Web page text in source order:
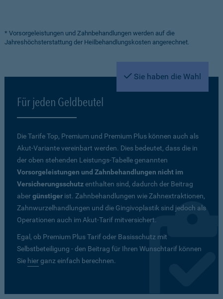
* Vorsorgeleistungen und Zahnbehandlungen werden auf die
Jahreshöchsterstattung der Heilbehandlungskosten angerechnet.
Sie haben die Wahl
Für jeden Geldbeutel
Die Tarife Top, Premium und Premium Plus können auch als
Akut-Variante vereinbart werden. Dies bedeutet, dass die in
der oben stehenden Leistungs-Tabelle genannten
Vorsorgeleistungen und Zahnbehandlungen nicht im
Versicherungsschutzenthalten sind, dadurch der Beitrag
abergünstiger ist. Zahnbehandlungen wie Zahnextraktionen,
Zahnwurzelhandlungen und die Gingivoplastik sind jedoch als
Operationen auch im Akut-Tarif mitversichert.
Egal, ob Premium Plus Tarif oder Basisschutz mit
Selbstbeteiligung - den Beitrag für Ihren Wunschtarif können
Sie hierganz einfach berechnen.